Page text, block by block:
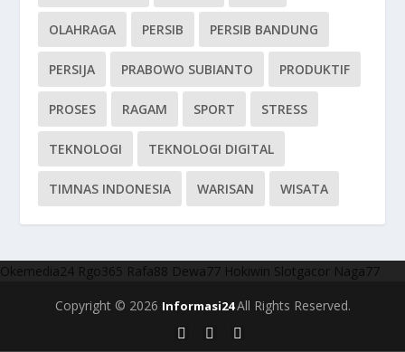
OLAHRAGA PERSIB PERSIB BANDUNG
PERSIJA PRABOWO SUBIANTO PRODUKTIF
PROSES RAGAM SPORT STRESS
TEKNOLOGI TEKNOLOGI DIGITAL
TIMNAS INDONESIA WARISAN WISATA
Okemedia24 Rgo365 Rafa88 Dewa77 Hokiwin Slotgacor Naga77
Copyright © 2026 Informasi24All Rights Reserved.